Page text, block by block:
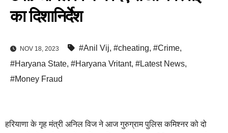
का दिशानिर्देश
NOV 18, 2023 #Anil Vij, #cheating, #Crime,
#Haryana State, #Haryana Vritant, #Latest News,
#Money Fraud
हरियाणा के गृह मंत्री अनिल विज ने आज गुरुग्राम पुलिस कमिश्नर को दो